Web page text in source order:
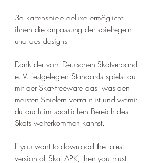
3d kartenspiele deluxe ermöglicht
ihnen die anpassung der spielregeln
und des designs
Dank der vom Deutschen Skatverband
e. V. festgelegten Standards spielst du
mit der Skat-Freeware das, was den
meisten Spielern vertraut ist und womit
du auch im sportlichen Bereich des
Skats weiterkommen kannst.
If you want to download the latest
version of Skat APK, then you must